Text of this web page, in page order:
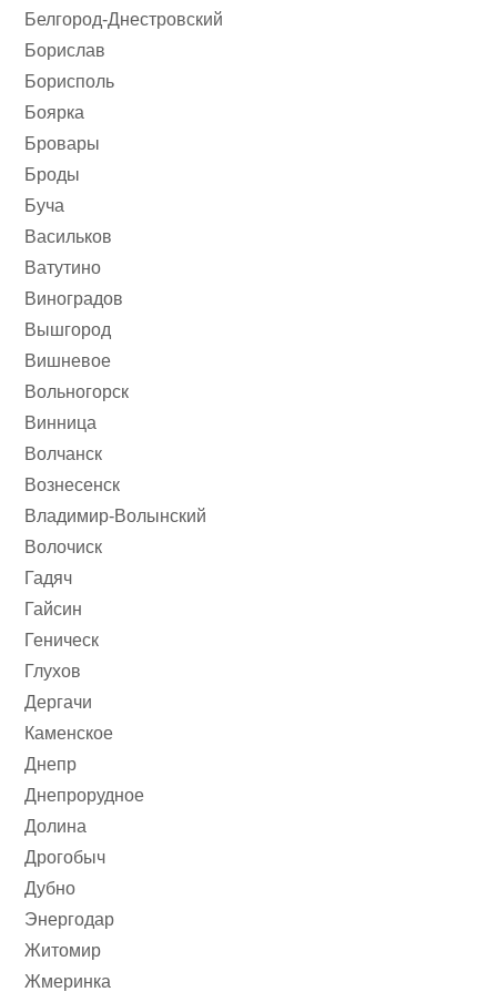
Белгород-Днестровский
Борислав
Борисполь
Боярка
Бровары
Броды
Буча
Васильков
Ватутино
Виноградов
Вышгород
Вишневое
Вольногорск
Винница
Волчанск
Вознесенск
Владимир-Волынский
Волочиск
Гадяч
Гайсин
Геническ
Глухов
Дергачи
Каменское
Днепр
Днепрорудное
Долина
Дрогобыч
Дубно
Энергодар
Житомир
Жмеринка